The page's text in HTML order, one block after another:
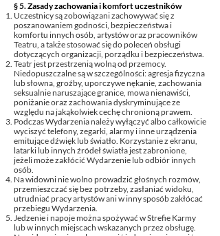
§ 5. Zasady zachowania i komfort uczestników
Uczestnicy są zobowiązani zachowywać się z
poszanowaniem godności, bezpieczeństwa i
komfortu innych osób, artystów oraz pracowników
Teatru, a także stosować się do poleceń obsługi
dotyczących organizacji, porządku i bezpieczeństwa.
Teatr jest przestrzenią wolną od przemocy.
Niedopuszczalne są w szczególności: agresja fizyczna
lub słowna, groźby, uporczywe nękanie, zachowania
seksualnie naruszające granice, mowa nienawiści,
poniżanie oraz zachowania dyskryminujące ze
względu na jakąkolwiek cechę chronioną prawem.
Podczas Wydarzenia należy wyłączyć albo całkowicie
wyciszyć telefony, zegarki, alarmy i inne urządzenia
emitujące dźwięk lub światło. Korzystanie z ekranu,
latarki lub innych źródeł światła jest zabronione,
jeżeli może zakłócić Wydarzenie lub odbiór innych
osób.
Na widowni nie wolno prowadzić głośnych rozmów,
przemieszczać się bez potrzeby, zasłaniać widoku,
utrudniać pracy artystów ani w inny sposób zakłócać
przebiegu Wydarzenia.
Jedzenie i napoje można spożywać w Strefie Karmy
lub w innych miejscach wskazanych przez obsługę.